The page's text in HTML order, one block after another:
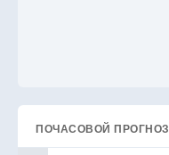
ПОЧАСОВОЙ ПРОГНОЗ